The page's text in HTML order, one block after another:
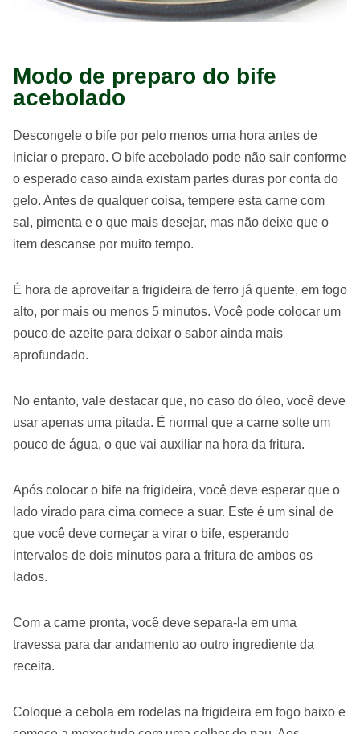
Modo de preparo do bife
acebolado
Descongele o bife por pelo menos uma hora antes de
iniciar o preparo. O bife acebolado pode não sair conforme
o esperado caso ainda existam partes duras por conta do
gelo. Antes de qualquer coisa, tempere esta carne com
sal, pimenta e o que mais desejar, mas não deixe que o
item descanse por muito tempo.
É hora de aproveitar a frigideira de ferro já quente, em fogo
alto, por mais ou menos 5 minutos. Você pode colocar um
pouco de azeite para deixar o sabor ainda mais
aprofundado.
No entanto, vale destacar que, no caso do óleo, você deve
usar apenas uma pitada. É normal que a carne solte um
pouco de água, o que vai auxiliar na hora da fritura.
Após colocar o bife na frigideira, você deve esperar que o
lado virado para cima comece a suar. Este é um sinal de
que você deve começar a virar o bife, esperando
intervalos de dois minutos para a fritura de ambos os
lados.
Com a carne pronta, você deve separa-la em uma
travessa para dar andamento ao outro ingrediente da
receita.
Coloque a cebola em rodelas na frigideira em fogo baixo e